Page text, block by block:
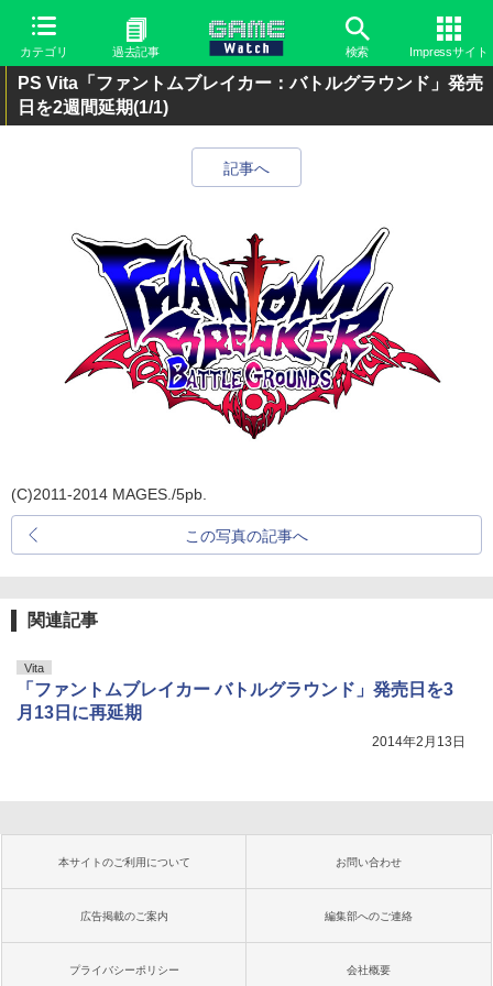
カテゴリ 過去記事 検索 Impressサイト
PS Vita「ファントムブレイカー：バトルグラウンド」発売
日を2週間延期(1/1)
記事へ
(C)2011-2014 MAGES./5pb.
この写真の記事へ
関連記事
Vita
「ファントムブレイカー バトルグラウンド」発売日を3
月13日に再延期
2014年2月13日
本サイトのご利用について お問い合わせ
広告掲載のご案内 編集部へのご連絡
プライバシーポリシー 会社概要